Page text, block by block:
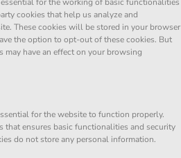
cookies that help us analyze and
These cookies will be stored in your browser
the option to opt-out of these cookies. But
have an effect on your browsing
for the website to function properly.
that ensures basic functionalities and security
do not store any personal information.